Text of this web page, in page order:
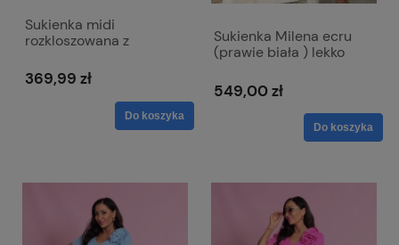
Sukienka midi
rozkloszowana z
Viki połyskująca beż
369,99 zł
Do koszyka
Sukienka Milena ecru
(prawie biała ) lekko
549,00 zł
Do koszyka